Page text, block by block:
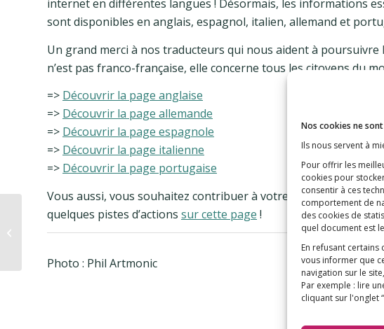
Nos cookies ne
Ils nous servent à
Pour offrir les
cookies pour
consentir à ces
comportement de
des cookies de
quel document est
En refusant
vous informer que
navigation sur le
Par exemple : lire
cliquant sur l'onglet
internet en différentes langues ! Désormais, les informations
sont disponibles en anglais, espagnol, italien, allemand et
Un grand merci à nos traducteurs qui nous aident à
n’est pas franco-française, elle concerne tous les citoyens du
=> Découvrir la page anglaise
=> Découvrir la page allemande
=> Découvrir la page espagnole
=> Découvrir la page italienne
=> Découvrir la page portugaise
Vous aussi, vous souhaitez contribuer à votre façon à notre
quelques pistes d’actions sur cette page !
Photo : Phil Artmonic
Myofasciite à
renforce...